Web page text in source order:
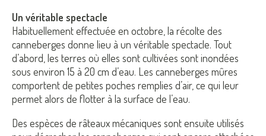
Un véritable spectacle
Habituellement effectuée en octobre, la récolte des
canneberges donne lieu à un véritable spectacle. Tout
d’abord, les terres où elles sont cultivées sont inondées
sous environ 15 à 20 cm d’eau. Les canneberges mûres
comportent de petites poches remplies d’air, ce qui leur
permet alors de flotter à la surface de l’eau.
Des espèces de râteaux mécaniques sont ensuite utilisés